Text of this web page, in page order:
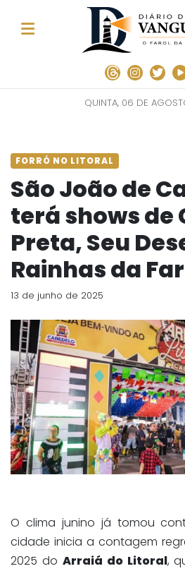
QUINTA, 06 DE
FORRÓ NO LITORAL
São João de
terá shows de
Preta, Seu
Rainhas da
13 de junho de 2025
O clima junino já tomou
cidade inicia a contagem
2025 do Arraiá do Litoral,